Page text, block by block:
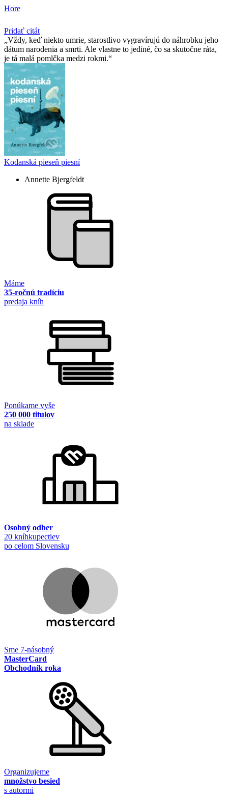
Hore
Pridať citát
Vždy, keď niekto umrie, starostlivo vygravírujú do náhrobku jeho
dátum narodenia a smrti. Ale vlastne to jediné, čo sa skutočne ráta,
je tá malá pomlčka medzi rokmi.
Kodanská pieseň piesní
Annette Bjergfeldt
Máme
35-ročnú tradíciu
predaja kníh
Ponúkame vyše
250 000 titulov
na sklade
Osobný odber
20 kníhkupectiev
po celom Slovensku
Sme 7-násobný
MasterCard
Obchodník roka
Organizujeme
množstvo besied
s autormi